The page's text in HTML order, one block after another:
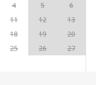
4 5
6
11 12
13
18 19
20
25 26
27